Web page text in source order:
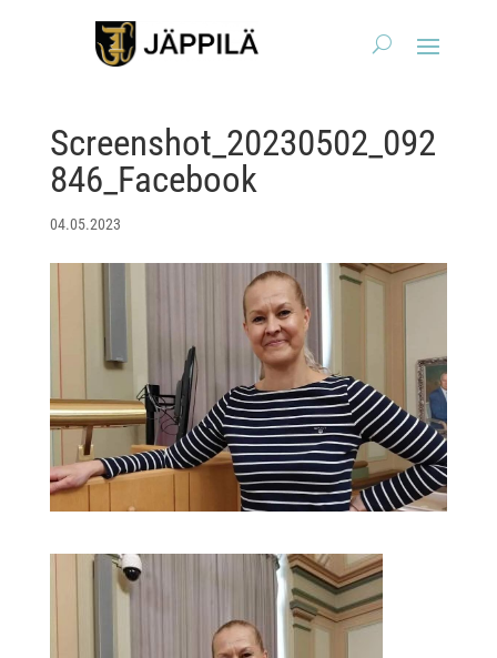
Screenshot_20230502_092
846_Facebook
04.05.2023